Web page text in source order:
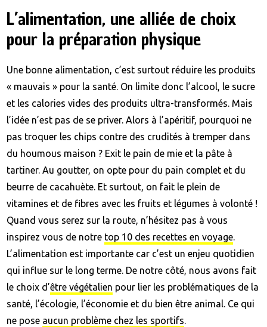
L’alimentation, une alliée de choix
pour la préparation physique
Une bonne alimentation, c’est surtout réduire les produits
« mauvais » pour la santé. On limite donc l’alcool, le sucre
et les calories vides des produits ultra-transformés. Mais
l’idée n’est pas de se priver. Alors à l’apéritif, pourquoi ne
pas troquer les chips contre des crudités à tremper dans
du houmous maison ? Exit le pain de mie et la pâte à
tartiner. Au goutter, on opte pour du pain complet et du
beurre de cacahuète. Et surtout, on fait le plein de
vitamines et de fibres avec les fruits et légumes à volonté !
Quand vous serez sur la route, n’hésitez pas à vous
inspirez vous de notre top 10 des recettes en voyage.
L’alimentation est importante car c’est un enjeu quotidien
qui influe sur le long terme. De notre côté, nous avons fait
le choix d’être végétalien pour lier les problématiques de la
santé, l’écologie, l’économie et du bien être animal. Ce qui
ne pose aucun problème chez les sportifs.